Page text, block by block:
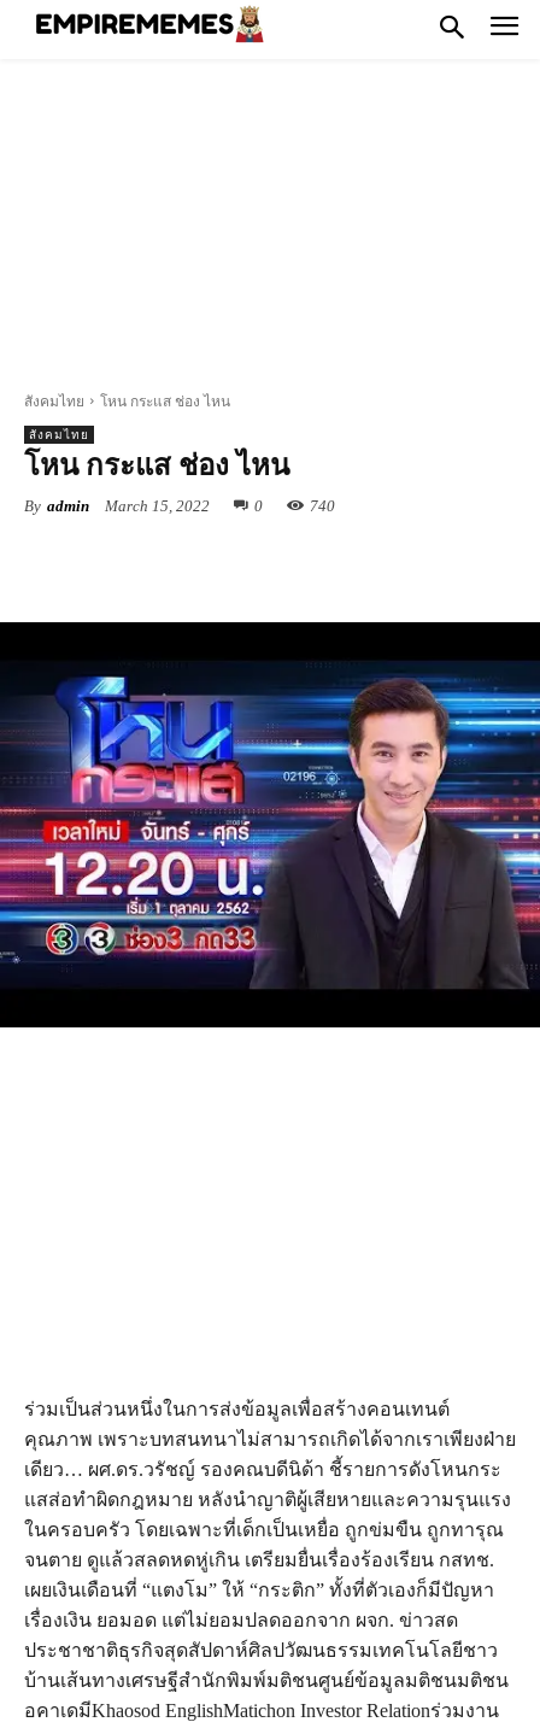
สังคมไทย โหน กระแส ช่อง ไหน
สังคมไทย
โหน กระแส ช่อง ไหน
By admin March 15, 2022 0 740
ร่วมเป็นส่วนหนึ่งในการส่งข้อมูลเพื่อสร้างคอนเทนต์
คุณภาพ เพราะบทสนทนาไม่สามารถเกิดได้จากเราเพียงฝ่าย
เดียว… ผศ.ดร.วรัชญ์ รองคณบดีนิด้า ชี้รายการดังโหนกระ
แสส่อทำผิดกฎหมาย หลังนำญาติผู้เสียหายและความรุนแรง
ในครอบครัว โดยเฉพาะที่เด็กเป็นเหยื่อ ถูกข่มขืน ถูกทารุณ
จนตาย ดูแล้วสลดหดหู่เกิน เตรียมยื่นเรื่องร้องเรียน กสทช.
เผยเงินเดือนที่ “แตงโม” ให้ “กระติก” ทั้งที่ตัวเองก็มีปัญหา
เรื่องเงิน ยอมอด แต่ไม่ยอมปลดออกจาก ผจก. ข่าวสด
ประชาชาติธุรกิจสุดสัปดาห์ศิลปวัฒนธรรมเทคโนโลยีชาว
บ้านเส้นทางเศรษฐีสำนักพิมพ์มติชนศูนย์ข้อมูลมติชนมติชน
อคาเดมีKhaosod EnglishMatichon Investor Relationร่วมงาน